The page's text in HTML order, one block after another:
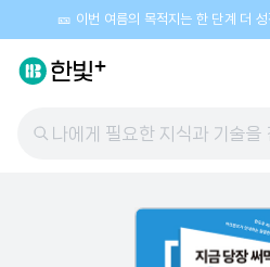
🎫 이번 여름의 목적지는 한 단계 더
나에게 필요한 지식과 기술을